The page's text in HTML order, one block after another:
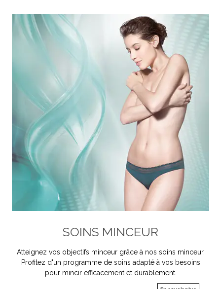
SOINS MINCEUR
Atteignez vos objectifs minceur grâce à nos soins minceur.
Profitez d'un programme de soins adapté à vos besoins
pour mincir efficacement et durablement.